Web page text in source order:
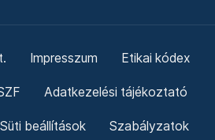
Impresszum Etikai kódex
Adatkezelési tájékoztató
Süti beállítások Szabályzatok